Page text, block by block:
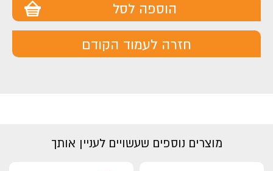
הוספה לסל
חזרה לעמוד הקודם
מוצרים נוספים שעשויים לעניין אותך